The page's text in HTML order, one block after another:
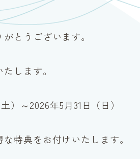
とうございます。
します。
～2026年5月31日（日）
典をお付けいたします。